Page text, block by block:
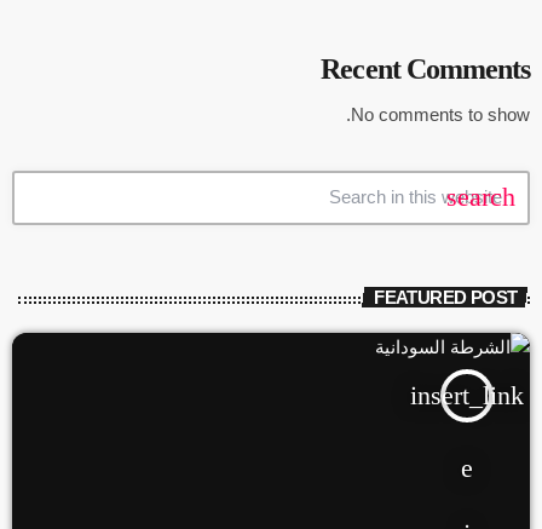
Recent Comments
No comments to show.
search
FEATURED POST
insert_link